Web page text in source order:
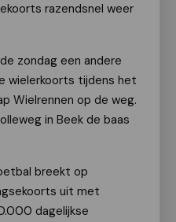
razendsnel weer
zondag een andere
wielerkoorts tijdens het
Wielrennen op de weg.
in Beek de baas
breekt op
uit met
dagelijkse